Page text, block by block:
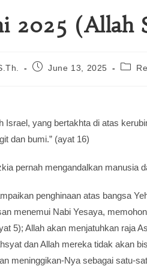
2025 (Allah
June 13, 2025
Israel, yang bertakhta di atas
dan bumi.” (ayat 16)
pernah mengandalkan manusia
penghinaan atas bangsa
menemui Nabi Yesaya,
5); Allah akan menjatuhkan raja
dan Allah mereka tidak akan
meninggikan-Nya sebagai satu-